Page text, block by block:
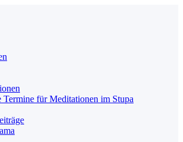
Termine für Meditationen im Stupa